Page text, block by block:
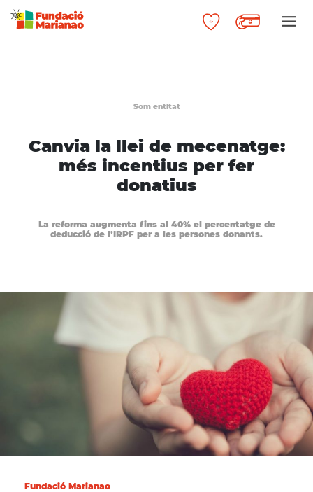
Som entitat
Canvia la llei de mecenatge:
més incentius per fer
donatius
La reforma augmenta fins al 40% el percentatge de
deducció de l’IRPF per a les persones donants.
Fundació Marianao